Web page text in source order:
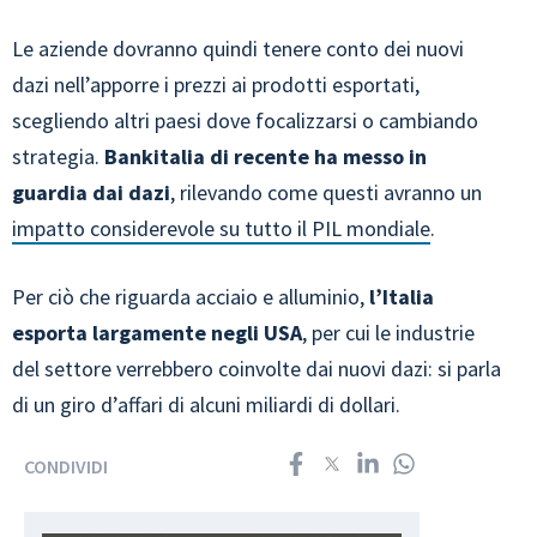
Le aziende dovranno quindi tenere conto dei nuovi
dazi nell’apporre i prezzi ai prodotti esportati,
scegliendo altri paesi dove focalizzarsi o cambiando
strategia. Bankitalia di recente ha messo in
guardia dai dazi, rilevando come questi avranno un
impatto considerevole su tutto il PIL mondiale.
Per ciò che riguarda acciaio e alluminio, l’Italia
esporta largamente negli USA, per cui le industrie
del settore verrebbero coinvolte dai nuovi dazi: si parla
di un giro d’affari di alcuni miliardi di dollari.
CONDIVIDI